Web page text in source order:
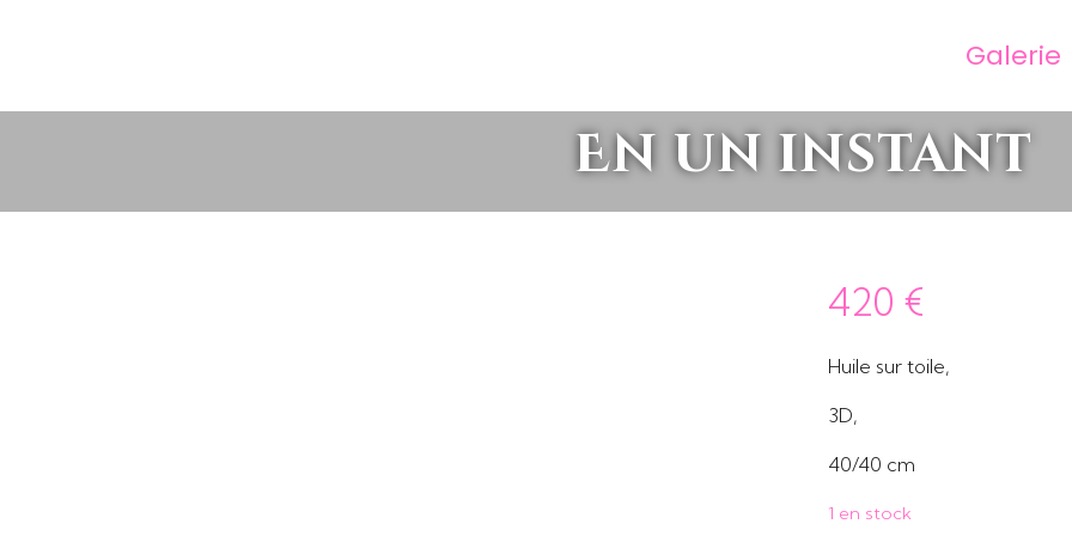
Galerie
En un instant
420 €
Huile sur toile,
3D,
40/40 cm
1 en stock